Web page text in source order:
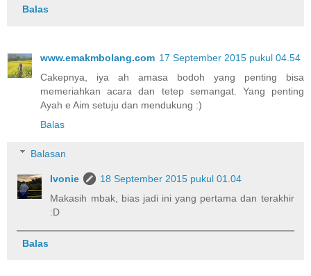
Balas
www.emakmbolang.com 17 September 2015 pukul 04.54
Cakepnya, iya ah amasa bodoh yang penting bisa
memeriahkan acara dan tetep semangat. Yang penting
Ayah e Aim setuju dan mendukung :)
Balas
Balasan
Ivonie
18 September 2015 pukul 01.04
Makasih mbak, bias jadi ini yang pertama dan terakhir
:D
Balas